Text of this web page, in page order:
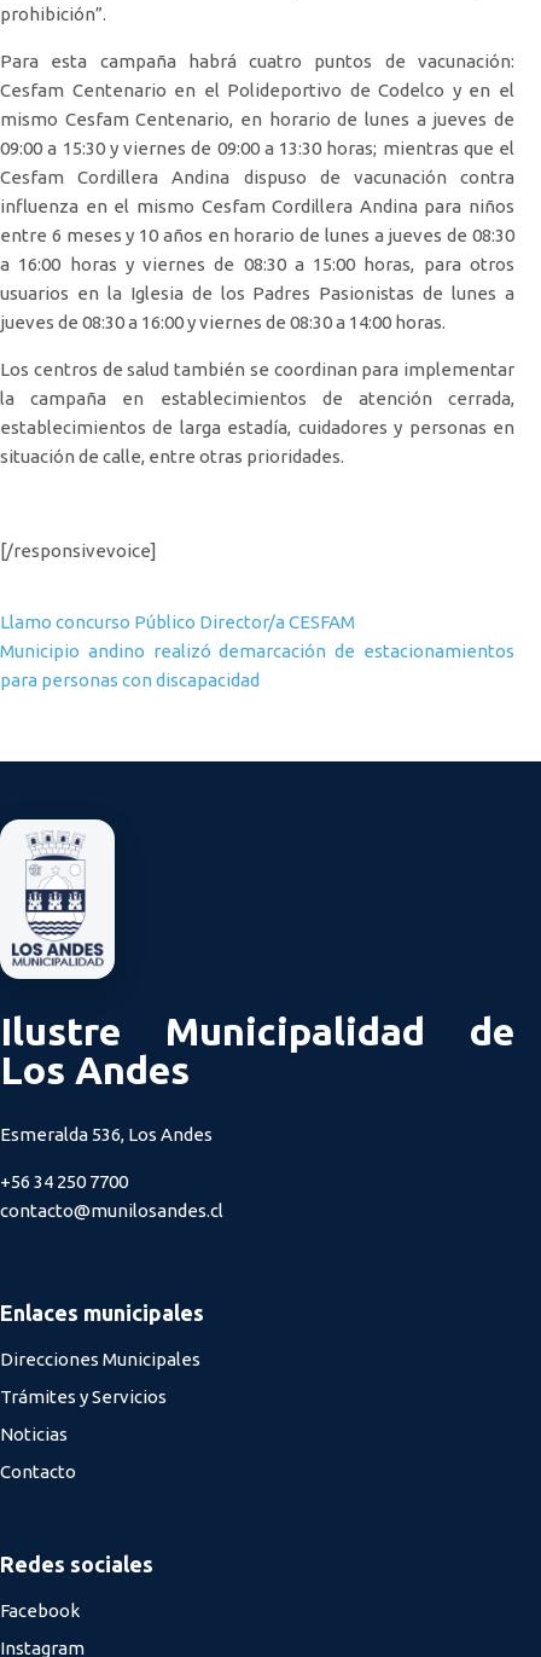
prohibición”.
Para esta campaña habrá cuatro puntos de vacunación:
Cesfam Centenario en el Polideportivo de Codelco y en el
mismo Cesfam Centenario, en horario de lunes a jueves de
09:00 a 15:30 y viernes de 09:00 a 13:30 horas; mientras que el
Cesfam Cordillera Andina dispuso de vacunación contra
influenza en el mismo Cesfam Cordillera Andina para niños
entre 6 meses y 10 años en horario de lunes a jueves de 08:30
a 16:00 horas y viernes de 08:30 a 15:00 horas, para otros
usuarios en la Iglesia de los Padres Pasionistas de lunes a
jueves de 08:30 a 16:00 y viernes de 08:30 a 14:00 horas.
Los centros de salud también se coordinan para implementar
la campaña en establecimientos de atención cerrada,
establecimientos de larga estadía, cuidadores y personas en
situación de calle, entre otras prioridades.
[/responsivevoice]
Navegación de entradas
Llamo concurso Público Director/a CESFAM
Municipio andino realizó demarcación de estacionamientos
para personas con discapacidad
Ilustre Municipalidad de
Los Andes
Esmeralda 536, Los Andes
+56 34 250 7700
contacto@munilosandes.cl
Enlaces municipales
Direcciones Municipales
Trámites y Servicios
Noticias
Contacto
Redes sociales
Facebook
Instagram